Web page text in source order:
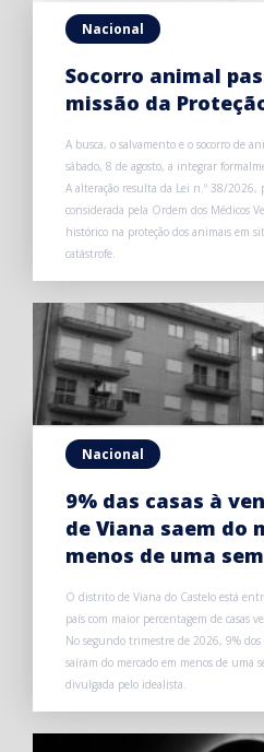
Nacional
Socorro animal
missão da
A busca, o salvamento e o socorro de
sábado, 8 de agosto, a integrar
A alteração resulta da Lei n.º 38/2026,
considerada pela Ordem dos Médicos
histórico na proteção dos animais em
catástrofe.
Nacional
9% das casas à
de Viana saem do
menos de uma
O distrito de Viana do Castelo está
país com maior percentagem de casas
No segundo trimestre de 2026, 9%
saíram do mercado em menos de uma
divulgada pelo idealista.